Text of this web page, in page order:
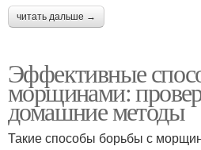
читать дальше →
Эффективные
морщинами:
домашние методы
Такие способы борьбы с